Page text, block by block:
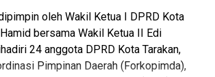
0 Facebook 0
oleh Wakil Ketua I DPRD Kota
bersama Wakil Ketua II Edi
24 anggota DPRD Kota Tarakan,
Pimpinan Daerah (Forkopimda),